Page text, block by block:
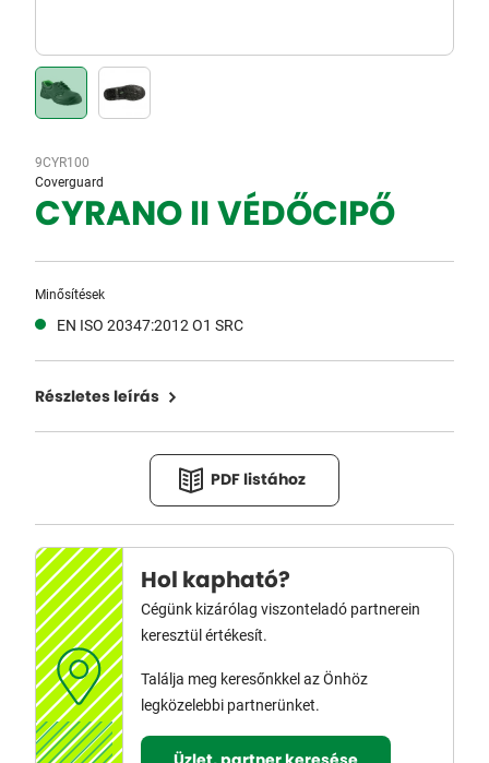
9CYR100
Coverguard
CYRANO II VÉDŐCIPŐ
Minősítések
EN ISO 20347:2012 O1 SRC
Részletes leírás
PDF listához
Hol kapható?
Cégünk kizárólag viszonteladó partnerein
keresztül értékesít.
Találja meg keresőnkkel az Önhöz
legközelebbi partnerünket.